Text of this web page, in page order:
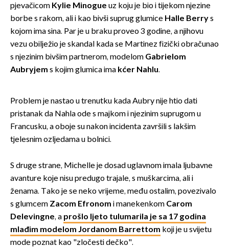
pjevačicom Kylie Minogue uz koju je bio i tijekom njezine
borbe s rakom, ali i kao bivši suprug glumice Halle Berrys
kojom ima sina. Par je u braku proveo 3 godine, a njihovu
vezu obilježio je skandal kada se Martinez fizički obračunao
s njezinim bivšim partnerom, modelom Gabrielom
Aubryjem s kojim glumica ima kćer Nahlu.
Problem je nastao u trenutku kada Aubry nije htio dati
pristanak da Nahla ode s majkom i njezinim suprugom u
Francusku, a oboje su nakon incidenta završili s lakšim
tjelesnim ozljedama u bolnici.
S druge strane, Michelle je dosad uglavnom imala ljubavne
avanture koje nisu predugo trajale, s muškarcima, ali i
ženama. Tako je se neko vrijeme, među ostalim, povezivalo
s glumcem Zacom Efronom i manekenkom Carom
Delevingne, a prošlo ljeto tulumarila je sa 17 godina
mlađim modelom Jordanom Barrettom koji je u svijetu
mode poznat kao "zločesti dečko".